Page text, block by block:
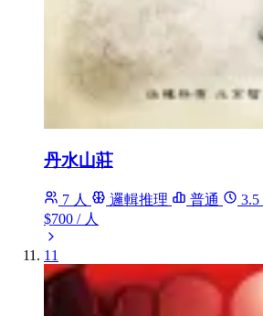
丹水山莊
7 人 邏輯推理 普通
$700 / 人
11